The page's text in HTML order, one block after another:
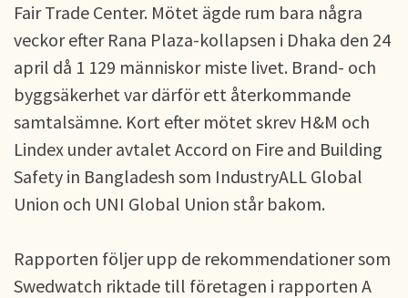
Fair Trade Center. Mötet ägde rum bara några
veckor efter Rana Plaza-kollapsen i Dhaka den 24
april då 1 129 människor miste livet. Brand- och
byggsäkerhet var därför ett återkommande
samtalsämne. Kort efter mötet skrev H&M och
Lindex under avtalet Accord on Fire and Building
Safety in Bangladesh som IndustryALL Global
Union och UNI Global Union står bakom.
Rapporten följer upp de rekommendationer som
Swedwatch riktade till företagen i rapporten A